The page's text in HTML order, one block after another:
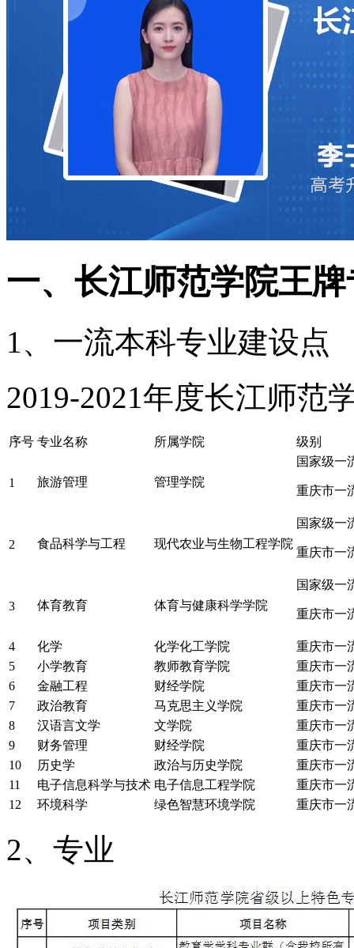
一、长江师范学院王
1、一流本科专业建设点
2019-2021年度长江师范
序号 专业名称 所属学院 级别
1 旅游管理 管理学院
国家级一
重庆市一
2 食品科学与工程 现代农业与生物工程学院
国家级一
重庆市一
3 体育教育 体育与健康科学学院
国家级一
重庆市一
4 化学 化学化工学院
重庆市一
5
小学教育 教师教育学院
重庆市一
6
金融工程 财经学院
重庆市一
7
政治教育 马克思主义学院
重庆市一
8
汉语言文学 文学院
重庆市一
9
财务管理 财经学院
重庆市一
10
历史学 政治与历史学院
重庆市一
11
电子信息科学与技术 电子信息工程学院
重庆市一
12
环境科学 绿色智慧环境学院 重庆市一
2、专业